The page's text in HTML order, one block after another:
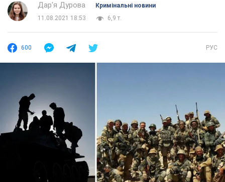
Дар'я Дурова
Кримінальні новини
11.08.2021 18:53
6,9 т.
600 РУС